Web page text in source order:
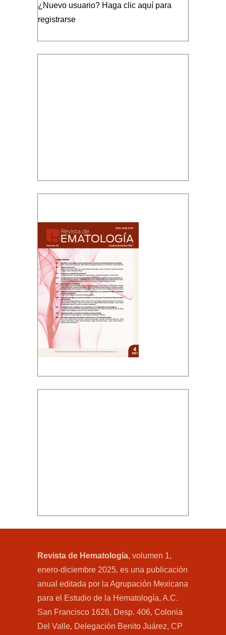
¿Nuevo usuario? Haga clic aquí para
registrarse
Revista de Hematología, volumen 1,
enero-diciembre 2025, es una publicación
anual editada por la Agrupación Mexicana
para el Estudio de la Hematología, A.C.
San Francisco 1626, Desp. 406, Colonia
Del Valle, Delegación Benito Juárez, CP